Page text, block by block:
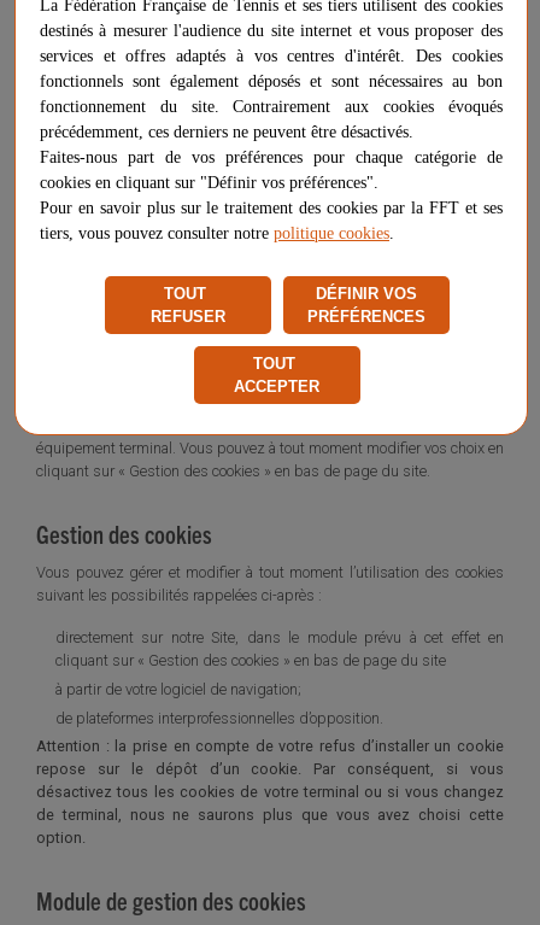
Lors de votre première visite sur le Site, il vous est proposé d’accepter
ou de refuser l’utilisation de certains cookies.
Il vous est également possible de consentir indépendamment et
spécifiquement pour chaque finalité distincte, via l’option « Définir vos
Lorsque vous acceptez le dépôt de cookies, un cookie de consentement
est installé.
Si vous ne souhaitez pas que des cookies soient installés ou lus sur
vous êtes opposé à l’utilisation de cookies, et ce pour une durée de 13
Si vous supprimez ce cookie de refus, il ne sera plus possible de vous
identifier comme ayant refusé l’utilisation de cookies.
équipement terminal. Vous pouvez à tout moment modifier vos choix en
cliquant sur « Gestion des cookies » en bas de page du site.
Gestion des cookies
Vous pouvez gérer et modifier à tout moment l’utilisation des cookies
suivant les possibilités rappelées ci-après :
directement sur notre Site, dans le module prévu à cet effet en
cliquant sur « Gestion des cookies » en bas de page du site
à partir de votre logiciel de navigation;
de plateformes interprofessionnelles d’opposition.
Attention : la prise en compte de votre refus d’installer un cookie
repose sur le dépôt d’un cookie. Par conséquent, si vous
désactivez tous les cookies de votre terminal ou si vous changez
de terminal, nous ne saurons plus que vous avez choisi cette
option.
Module de gestion des cookies
La Fédération Française de Tennis et ses tiers utilisent des cookies
destinés à mesurer l'audience du site internet et vous proposer des
services et offres adaptés à vos centres d'intérêt. Des cookies
fonctionnels sont également déposés et sont nécessaires au bon
fonctionnement du site. Contrairement aux cookies évoqués
précédemment, ces derniers ne peuvent être désactivés.
Faites-nous part de vos préférences pour chaque catégorie de
cookies en cliquant sur "Définir vos préférences".
Pour en savoir plus sur le traitement des cookies par la FFT et ses
tiers, vous pouvez consulter notre politique cookies
TOUT
REFUSER
DÉFINIR VOS
PRÉFÉRENCES
TOUT
ACCEPTER